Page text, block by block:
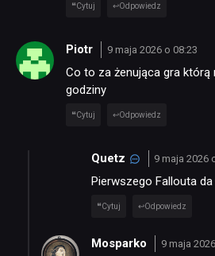
Cytuj Odpowiedz
Piotr 9 maja 2026 o 08:23
Co to za żenująca gra którą
godziny
Cytuj Odpowiedz
Quetz 9 maja 2026
Pierwszego Fallouta
Cytuj Odpowiedz
Mosparko 9 maja